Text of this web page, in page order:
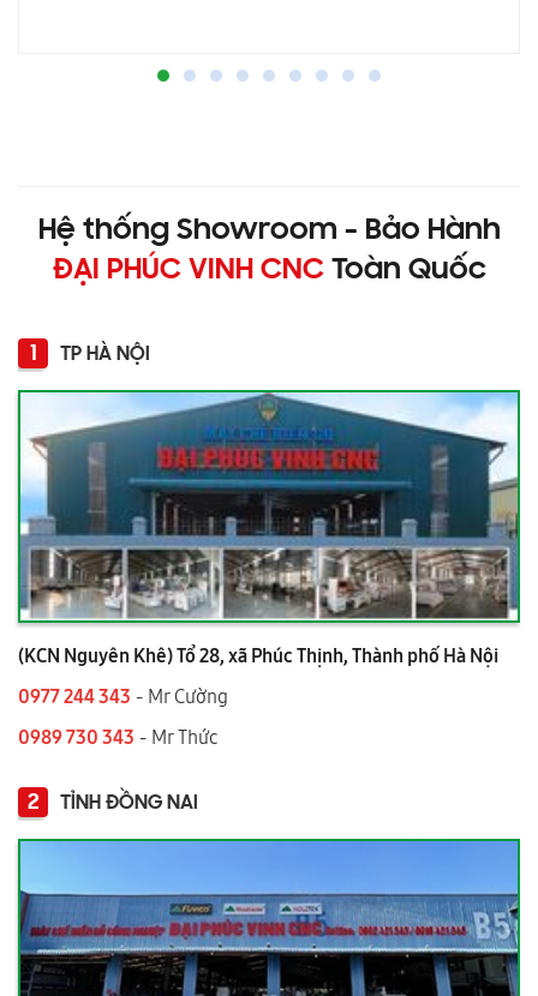
Hệ thống Showroom - Bảo Hành
ĐẠI PHÚC VINH CNCToàn Quốc
1 TP HÀ NỘI
(KCN Nguyên Khê) Tổ 28, xã Phúc Thịnh, Thành phố Hà Nội
0977 244 343 - Mr Cường
0989 730 343 - Mr Thức
2 TỈNH ĐỒNG NAI